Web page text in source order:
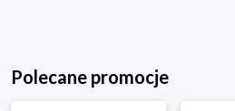
Polecane promocje